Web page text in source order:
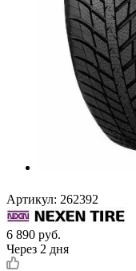
Артикул: 262392
6 890 руб.
Через 2 дня